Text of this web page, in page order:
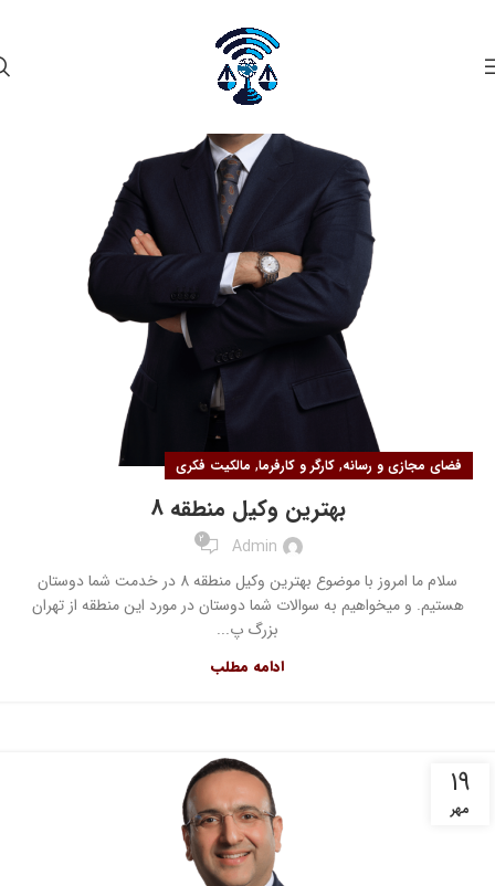
فضای مجازی و رسانه, کارگر و کارفرما, مالکیت فکری
بهترین وکیل منطقه 8
Admin
2
سلام ما امروز با موضوع بهترین وکیل منطقه 8 در خدمت شما دوستان
هستیم. و میخواهیم به سوالات شما دوستان در مورد این منطقه از تهران
بزرگ پ...
ادامه مطلب
۱۹
مهر